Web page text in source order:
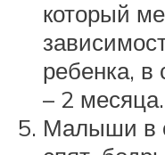
который
ребенка,
– 2 месяца.
Малыши в